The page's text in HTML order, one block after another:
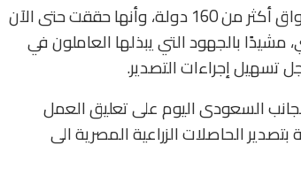
وأكد وزير الزراعة أن المنتجات الزراعية المصرية حاليا تغزو أسواق أكثر من 160 دولة، وأنها حققت حتى الآن
مشيدًا بالجهود التي يبذلها العاملون في
تسهيل إجراءات التصدير.
السعودى اليوم على تعليق العمل
الحاصلات الزراعية المصرية الى